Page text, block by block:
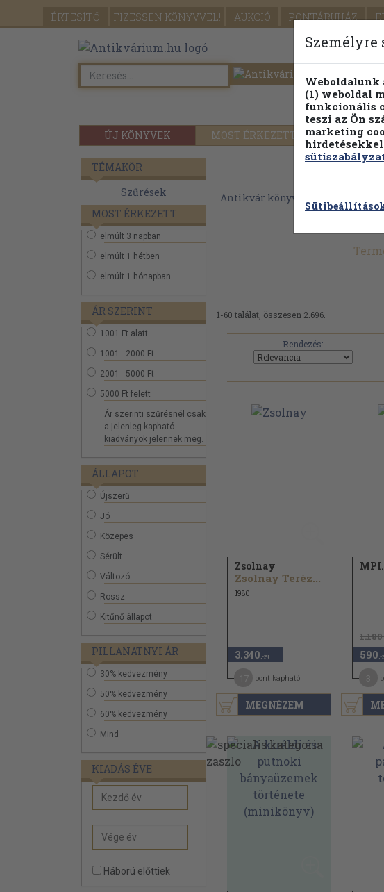
ÉRTESÍTŐ FIZESSEN KÖNYVVEL! AUKCIÓ PONTÁRUHÁZ
ÚJ KÖNYVEK MOST ÉRKEZETT
TÉMAKÖR
Szűrések
MOST ÉRKEZETT
elmúlt 3 napban
elmúlt 1 hétben
elmúlt 1 hónapban
ÁR SZERINT
1001 Ft alatt
1001 - 2000 Ft
2001 - 5000 Ft
5000 Ft felett
Ár szerinti szűrésnél csak
a jelenleg kapható
kiadványok jelennek meg.
ÁLLAPOT
Újszerű
Jó
Közepes
Sérült
Változó
Rossz
Kitűnő állapot
PILLANATNYI ÁR
30% kedvezmény
50% kedvezmény
60% kedvezmény
Mind
KIADÁS ÉVE
Háború előttiek
Antikvár könyvek
1-60 találat, összesen 2.696.
Rendezés:
MEGNÉZEM
Zsolnay
Zsolnay Teréz...
1980
3.340 ,-Ft
pont kapható
590 ,-
Személyre
Weboldalunk
(1) weboldal
funkcionális
teszi az Ön
marketing